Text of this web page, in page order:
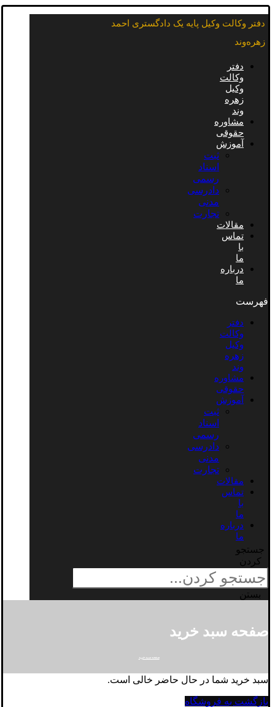
دفتر وکالت وکیل پایه یک دادگستری احمد
زهره‌وند
دفتر
وکالت
وکیل
زهره
وند
مشاوره
حقوقی
آموزش
ثبت
اسناد
رسمی
دادرسی
مدنی
تجارت
مقالات
تماس
با
ما
درباره
ما
فهرست
دفتر
وکالت
وکیل
زهره
وند
مشاوره
حقوقی
آموزش
ثبت
اسناد
رسمی
دادرسی
مدنی
تجارت
مقالات
تماس
با
ما
درباره
ما
جستجو
کردن
بستن
صفحه سبد خرید
صفحه سبد خرید
سبد خرید شما در حال حاضر خالی است.
بازگشت به فروشگاه